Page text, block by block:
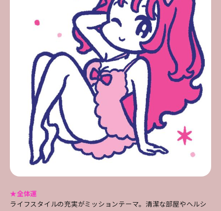
★全体運
ライフスタイルの充実がミッションテーマ。清潔な部屋やヘルシ